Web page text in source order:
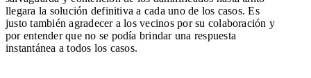
llegara la solución definitiva a cada uno de los casos. Es
justo también agradecer a los vecinos por su colaboración y
por entender que no se podía brindar una respuesta
instantánea a todos los casos.